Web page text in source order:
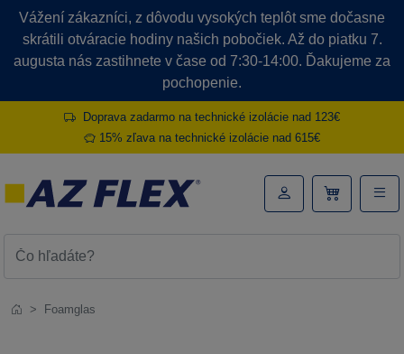
Vážení zákazníci, z dôvodu vysokých teplôt sme dočasne
skrátili otváracie hodiny našich pobočiek. Až do piatku 7.
augusta nás zastihnete v čase od 7:30-14:00. Ďakujeme za
pochopenie.
Doprava zadarmo na technické izolácie nad 123€
15% zľava na technické izolácie nad 615€
Foamglas